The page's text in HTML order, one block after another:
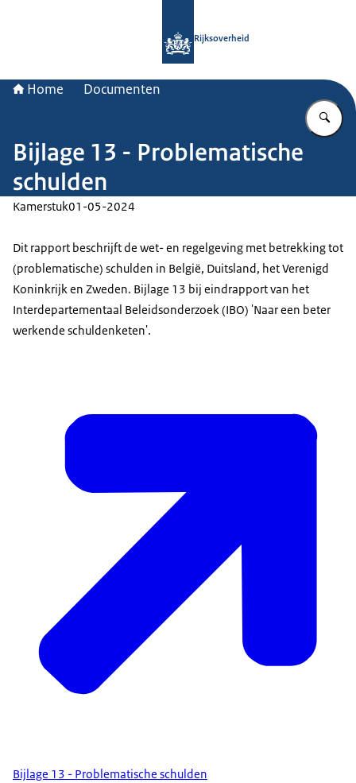
Rijksoverheid
Home Documenten
Bijlage 13 - Problematische
schulden
Kamerstuk01-05-2024
Dit rapport beschrijft de wet- en regelgeving met betrekking tot
(problematische) schulden in België, Duitsland, het Verenigd
Koninkrijk en Zweden. Bijlage 13 bij eindrapport van het
Interdepartementaal Beleidsonderzoek (IBO) 'Naar een beter
werkende schuldenketen'.
Bijlage 13 - Problematische schulden